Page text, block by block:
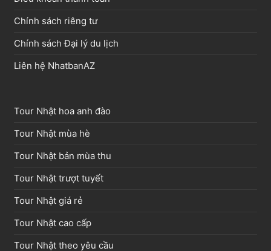
Chính sách riêng tư
Chính sách Đại lý du lịch
Liên hệ NhatbanAZ
Tour Nhật hoa anh đào
Tour Nhật mùa hè
Tour Nhật bản mùa thu
Tour Nhật trượt tuyết
Tour Nhật giá rẻ
Tour Nhật cao cấp
Tour Nhật theo yêu cầu